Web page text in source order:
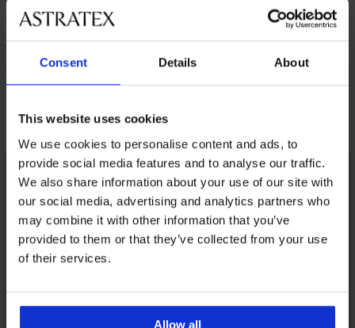
Consent Details About
This website uses cookies
We use cookies to personalise content and ads, to
provide social media features and to analyse our traffic.
We also share information about your use of our site with
our social media, advertising and analytics partners who
may combine it with other information that you’ve
provided to them or that they’ve collected from your use
of their services.
Allow all
DOPRAVA A PLATBA
ÚDRŽBA A PRANIE
O ZNAČKE
Mohlo by sa vám páčiť